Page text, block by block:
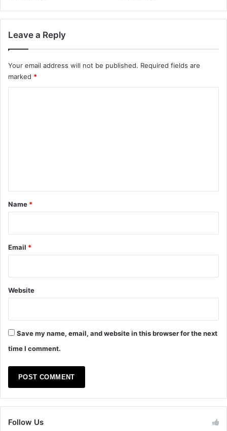
Leave a Reply
Your email address will not be published. Required fields are
marked *
*
Name *
Email *
Website
Save my name, email, and website in this browser for the next
time I comment.
Follow Us